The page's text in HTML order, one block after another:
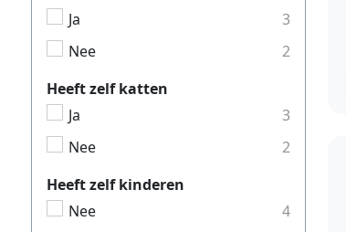
Ja
3
Nee
2
Heeft zelf katten
Ja
3
Nee
2
Heeft zelf kinderen
Nee
4